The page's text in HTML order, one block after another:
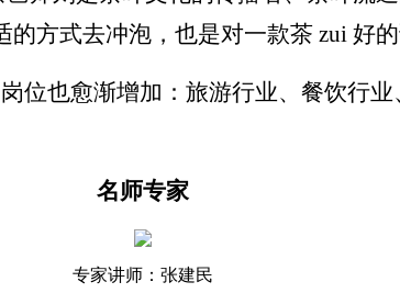
方式去冲泡，也是对一款茶 zui 好的
位也愈渐增加：旅游行业、餐饮行
名师专家
专家讲师：张建民